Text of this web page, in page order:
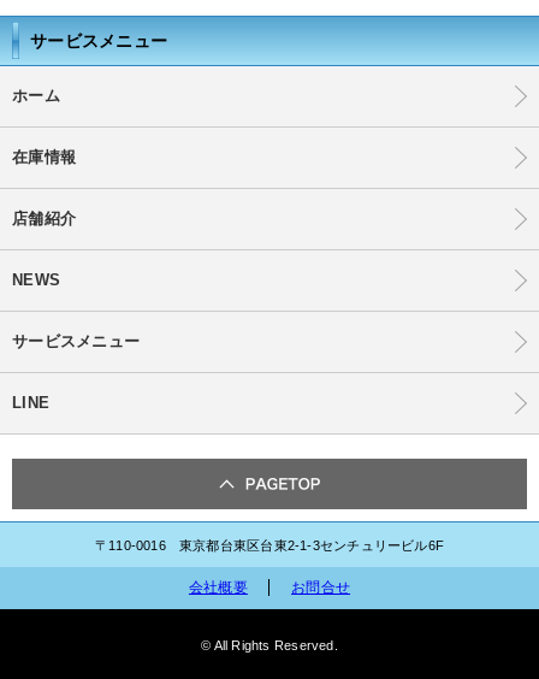
サービスメニュー
ホーム
在庫情報
店舗紹介
NEWS
サービスメニュー
LINE
〒110-0016 東京都台東区台東2-1-3センチュリービル6F
会社概要 お問合せ
© All Rights Reserved.